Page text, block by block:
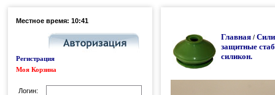
Местное время: 10:41
Регистрация
Моя Корзина
Логин:
Главная /
защитные
силикон.